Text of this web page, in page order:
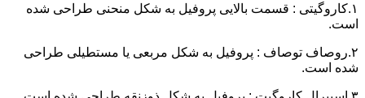
۱.کاروگیتی : قسمت بالایی پروفیل به شکل منحنی طراحی شده
است.
۲.روصاف توصاف : پروفیل به شکل مربعی یا مستطیلی طراحی
شده است.